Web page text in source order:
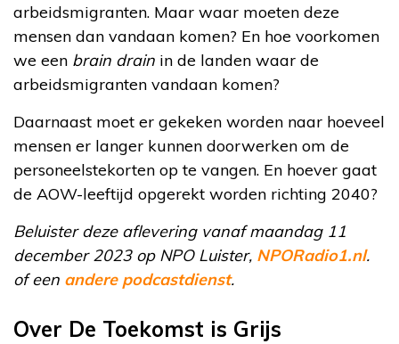
arbeidsmigranten. Maar waar moeten deze
mensen dan vandaan komen? En hoe voorkomen
we een brain drain in de landen waar de
arbeidsmigranten vandaan komen?
Daarnaast moet er gekeken worden naar hoeveel
mensen er langer kunnen doorwerken om de
personeelstekorten op te vangen. En hoever gaat
de AOW-leeftijd opgerekt worden richting 2040?
Beluister deze aflevering vanaf maandag 11
december 2023 op NPO Luister, NPORadio1.nl.
of een andere podcastdienst.
Over De Toekomst is Grijs